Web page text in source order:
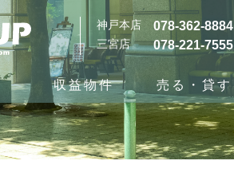
神戸本店
078-362-8884
三宮店 078-221-7555
収益物件 売る・貸す